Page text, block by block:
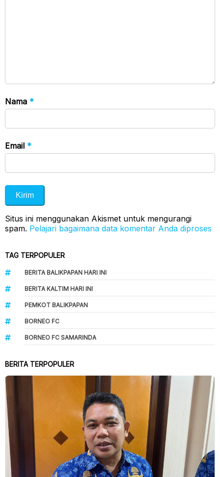
Nama *
Email *
Situs ini menggunakan Akismet untuk mengurangi
spam. Pelajari bagaimana data komentar Anda diproses
TAG TERPOPULER
BERITA BALIKPAPAN HARI INI
BERITA KALTIM HARI INI
PEMKOT BALIKPAPAN
BORNEO FC
BORNEO FC SAMARINDA
BERITA TERPOPULER